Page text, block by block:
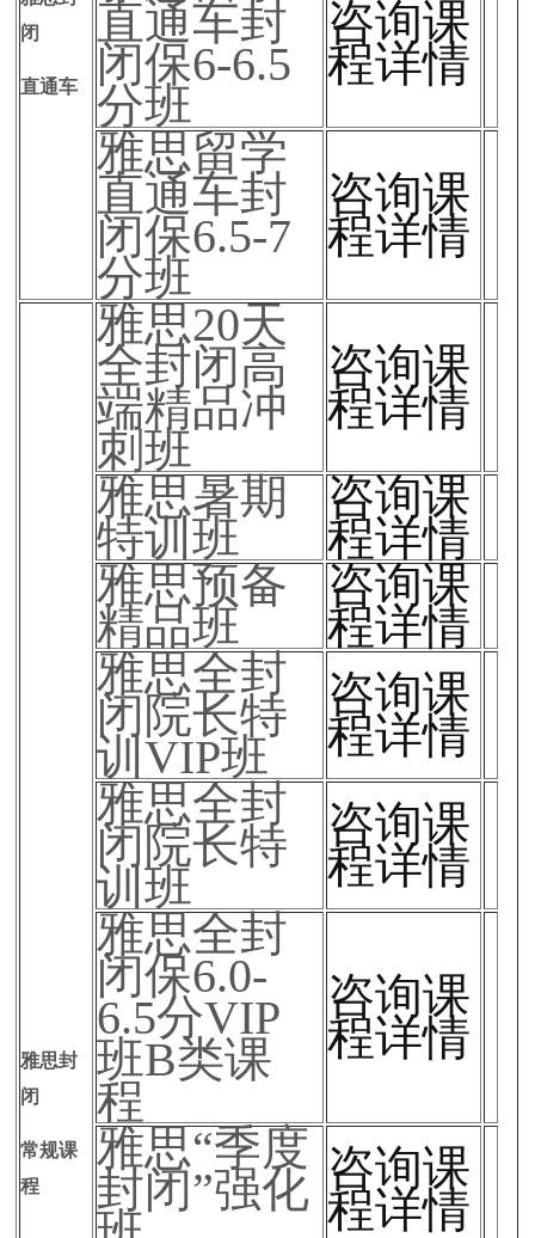
闭
直通车
直通车封
闭保6-6.5
分班
咨询课
程详情
雅思留学
直通车封
闭保6.5-7
分班
咨询课
程详情
雅思封
闭
常规课
程
雅思20天
全封闭高
端精品冲
刺班
咨询课
程详情
雅思暑期
特训班
咨询课
程详情
雅思预备
精品班
咨询课
程详情
雅思全封
闭院长特
训VIP班
咨询课
程详情
雅思全封
闭院长特
训班
咨询课
程详情
雅思全封
闭保6.0-
6.5分VIP
班B类课
程
咨询课
程详情
雅思“季度
封闭”强化 咨询课
程详情